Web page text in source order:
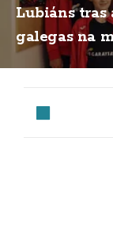
Lubiáns tras
galegas na